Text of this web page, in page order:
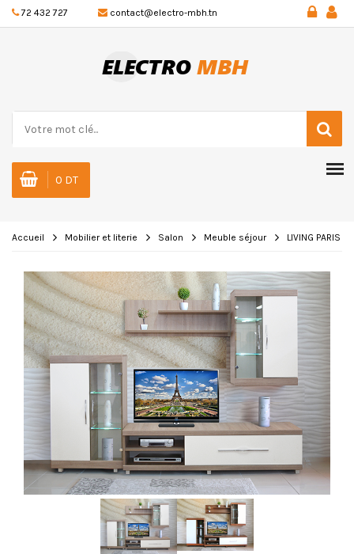
72 432 727 contact@electro-mbh.tn
0 DT
Accueil Mobilier et literie Salon Meuble séjour LIVING PARIS